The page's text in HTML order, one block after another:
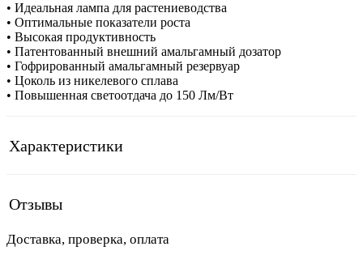
• Идеальная лампа для растениеводства
• Оптимальные показатели роста
• Высокая продуктивность
• Патентованный внешний амальгамный дозатор
• Гофрированный амальгамный резервуар
• Цоколь из никелевого сплава
• Повышенная светоотдача до 150 Лм/Вт
Характеристики
Отзывы
Доставка, проверка, оплата